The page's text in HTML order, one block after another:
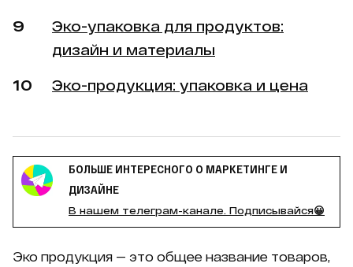
Эко-упаковка для продуктов:
дизайн и материалы
Эко-продукция: упаковка и цена
БОЛЬШЕ ИНТЕРЕСНОГО О МАРКЕТИНГЕ И
ДИЗАЙНЕ
В нашем телеграм-канале. Подписывайся😀
Эко продукция — это общее название товаров,